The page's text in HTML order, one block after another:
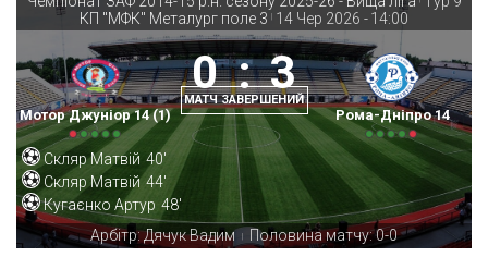
КП "МФК" Металург поле 3 | 14 Чер 2026 - 14:00
Мотор Джуніор 14 (1)
0 : 3
МАТЧ ЗАВЕРШЕНИЙ
Рома-Дніпро 14
Скляр Матвій 40'
Скляр Матвій 44'
Кугаєнко Артур 48'
Арбітр: Дячук Вадим
| Половина матчу: 0-0